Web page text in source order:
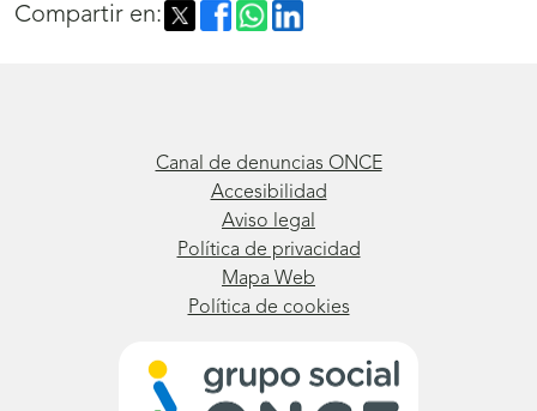
Compartir en:
Canal de denuncias ONCE
Accesibilidad
Aviso legal
Política de privacidad
Mapa Web
Política de cookies